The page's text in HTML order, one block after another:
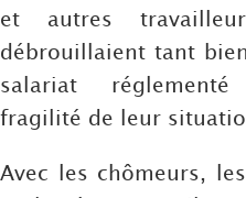
et autres
débrouillaient tant
salariat
fragilité de leur
Avec les chômeurs,